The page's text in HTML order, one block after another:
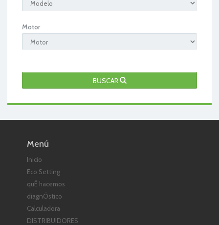
Motor
BUSCAR
Menú
Inicio
Eco Setting
quÉ hacemos
diagnÓstico
Calculadora
DISTRIBUIDORES